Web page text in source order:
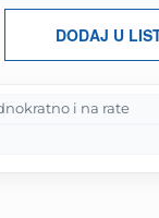
DODAJ U
i na rate